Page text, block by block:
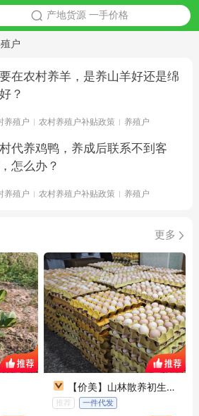
产地货源 一手价格
户
在农村养羊，是养山羊好还是绵
？
养殖户 农村养殖户补贴政策 养殖户
代养鸡鸭，养成后联系不到客
怎么办？
养殖户 农村养殖户补贴政策 养殖户
更多
【价美】山林散养初生蛋
新鲜农家生态放养
推荐 一件代发